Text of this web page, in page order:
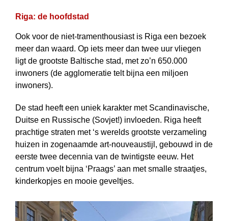
Riga: de hoofdstad
Ook voor de niet-tramenthousiast is Riga een bezoek
meer dan waard. Op iets meer dan twee uur vliegen
ligt de grootste Baltische stad, met zo’n 650.000
inwoners (de agglomeratie telt bijna een miljoen
inwoners).
De stad heeft een uniek karakter met Scandinavische,
Duitse en Russische (Sovjet!) invloeden. Riga heeft
prachtige straten met ‘s werelds grootste ver­zameling
huizen in zogenaamde art-nouveaustijl, gebouwd in de
eerste twee decennia van de twintigste eeuw. Het
centrum voelt bijna ‘Praags’ aan met smalle straatjes,
kinderkopjes en mooie geveltjes.